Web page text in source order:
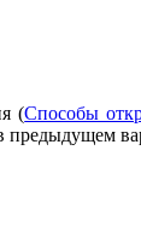
(Способы
предыдущем